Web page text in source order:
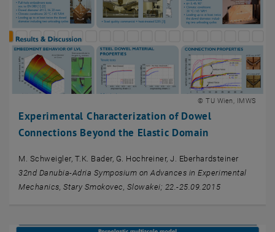
Experimental Characterization of Dowel
Connections Beyond the Elastic Domain
© TU Wien, IMWS
M. Schweigler, T.K. Bader, G. Hochreiner, J. Eberhardsteiner
32nd Danubia-Adria Symposium on Advances in Experimental
Mechanics, Stary Smokovec, Slowakei; 22.-25.09.2015